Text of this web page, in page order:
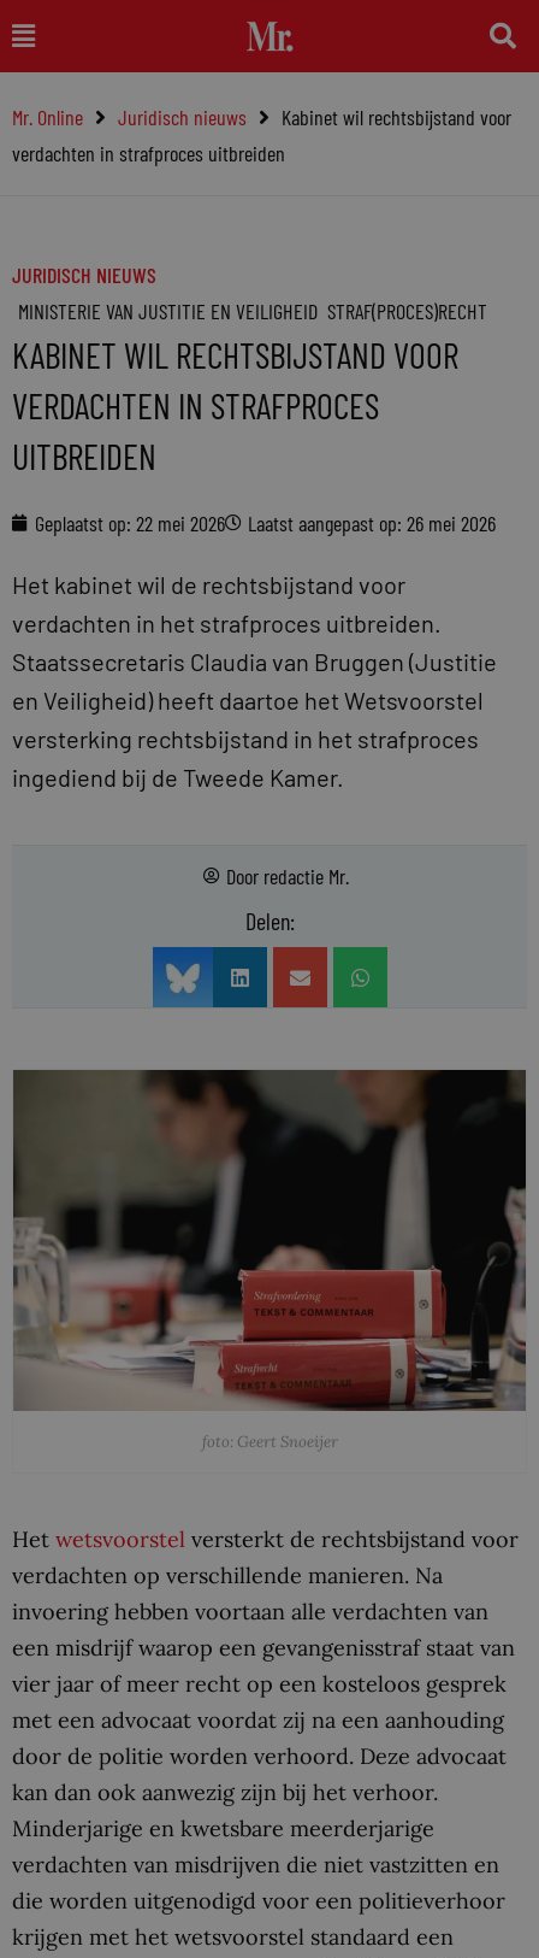
naar
inhoud
Main
Menu
Mr. Online Juridisch nieuws
Kabinet wil rechtsbijstand voor
verdachten in strafproces uitbreiden
JURIDISCH NIEUWS
MINISTERIE VAN JUSTITIE EN VEILIGHEID STRAF(PROCES)RECHT
KABINET WIL RECHTSBIJSTAND VOOR
VERDACHTEN IN STRAFPROCES
UITBREIDEN
Geplaatst op: 22 mei 2026 Laatst aangepast op: 26 mei 2026
Het kabinet wil de rechtsbijstand voor
verdachten in het strafproces uitbreiden.
Staatssecretaris Claudia van Bruggen (Justitie
en Veiligheid) heeft daartoe het Wetsvoorstel
versterking rechtsbijstand in het strafproces
ingediend bij de Tweede Kamer.
Door redactie Mr.
Delen:
foto: Geert Snoeijer
Het wetsvoorstel versterkt de rechtsbijstand voor
verdachten op verschillende manieren. Na
invoering hebben voortaan alle verdachten van
een misdrijf waarop een gevangenisstraf staat van
vier jaar of meer recht op een kosteloos gesprek
met een advocaat voordat zij na een aanhouding
door de politie worden verhoord. Deze advocaat
kan dan ook aanwezig zijn bij het verhoor.
Minderjarige en kwetsbare meerderjarige
verdachten van misdrijven die niet vastzitten en
die worden uitgenodigd voor een politieverhoor
krijgen met het wetsvoorstel standaard een